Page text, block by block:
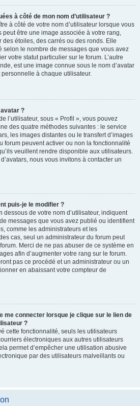
à côté de mon nom d’utilisateur ?
à côté de votre nom d’utilisateur lorsque vous
peut être une image associée à votre rang,
étoiles, des carrés ou des ronds. Elle
selon le nombre de messages que vous avez
votre statut particulier sur le forum. L’autre
est une image connue sous le nom d’avatar
à chaque utilisateur.
?
l’utilisateur, sous « Profil », vous pouvez
des quatre méthodes suivantes : le service
les images distantes ou le transfert d’images
forum peuvent activer ou non la fonctionnalité
veuillent rendre disponible aux utilisateurs.
nous vous invitons à contacter un
puis-je le modifier ?
dessous de votre nom d’utilisateur, indiquent
messages que vous avez publié ou identifient
comme les administrateurs et les
cas, seul un administrateur du forum peut
Merci de ne pas abuser de ce système en
afin d’augmenter votre rang sur le forum.
pas ce procédé et un administrateur ou un
en abaissant votre compteur de
me connecter lorsque je clique sur le lien de
?
cette fonctionnalité, seuls les utilisateurs
électroniques aux autres utilisateurs
permet d’empêcher une utilisation abusive
par des utilisateurs malveillants ou